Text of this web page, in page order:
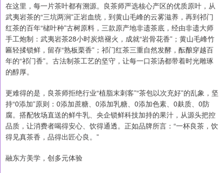
在这里，每一片茶叶都有溯源。良茶师严选核心产区的优质原叶，从
武夷岩茶的“三坑两涧”正岩血统，到黄山毛峰的云雾滋养，再到祁门
红茶的百年“槠叶种”古树原料，三款原产地非遗茶底，经由非遗大师
手工炮制：武夷岩茶28小时炭焙褪火，成就“岩骨花香”；黄山毛峰竹
匾轻揉锁鲜，留存“熟板栗香”；祁门红茶三重自然发酵，酝酿穿越百
年的“祁门香”。古法制茶工艺的坚守，让每一口茶汤都带着时光雕琢
的醇厚。
更难得的是，良茶师拒绝行业“植脂末刺客”“茶包以次充好”的乱象，坚
持“0添加”原则：0添加蔗糖、0添加乳糖、0添加色素、0麸质、0防
腐。搭配牧场直送的鲜牛乳、央企锁鲜科技加持的果汁，从源头把控
品质，让消费者喝得安心、饮得通透。正如品牌所言：“一杯良茶，饮
得见真茶香，品得出匠心良。”
融东方美学，创多元体验